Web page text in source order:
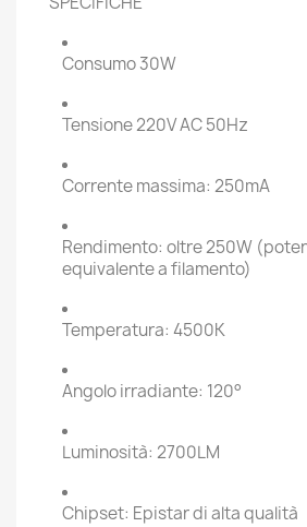
Consumo 30W
Tensione 220V AC 50Hz
Corrente massima: 250mA
Rendimento: oltre 250W
equivalente a filamento)
Temperatura: 4500K
Angolo irradiante: 120°
Luminosità: 2700LM
Chipset: Epistar di alta qualità